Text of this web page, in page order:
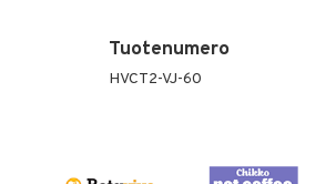
Tuotenumero
HVCT2-VJ-60